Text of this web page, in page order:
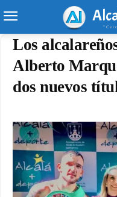
Los
Alberto
dos nuevos